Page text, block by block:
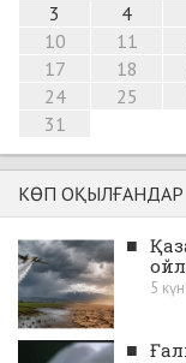
3
4
10
11
17
18
24
25
31
КӨП ОҚЫЛҒАНДАР
■
5
■